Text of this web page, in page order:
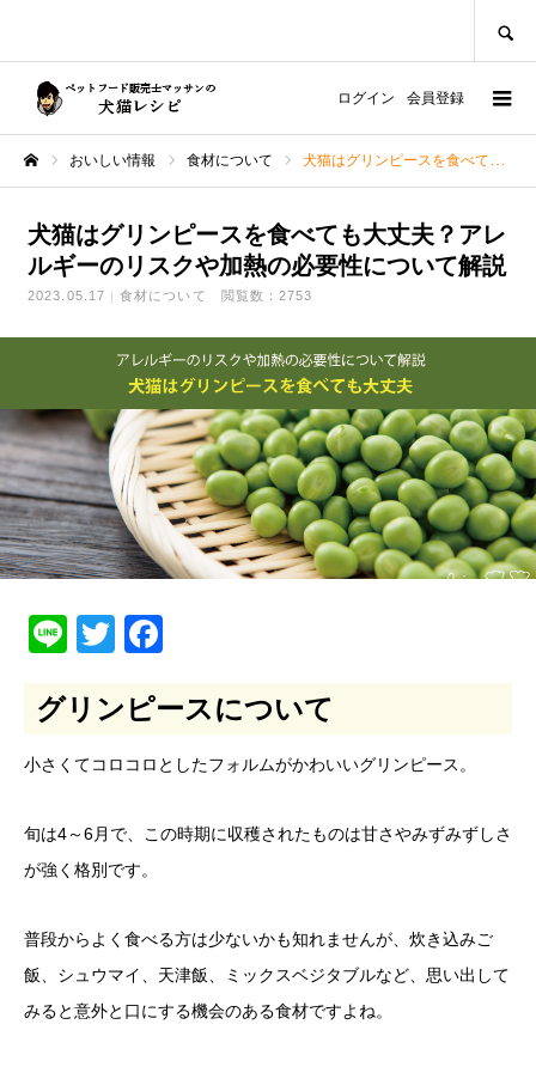
ログイン 会員登録
おいしい情報 食材について 犬猫はグリンピースを食べても大丈夫？アレルギーのリスクや加熱の必要性について解説
犬猫はグリンピースを食べても大丈夫？アレ
ルギーのリスクや加熱の必要性について解説
2023.05.17 食材について 閲覧数：2753
LineTwitter
グリンピースについて
小さくてコロコロとしたフォルムがかわいいグリンピース。
旬は4～6月で、この時期に収穫されたものは甘さやみずみずしさ
が強く格別です。
普段からよく食べる方は少ないかも知れませんが、炊き込みご
飯、シュウマイ、天津飯、ミックスベジタブルなど、思い出して
みると意外と口にする機会のある食材ですよね。